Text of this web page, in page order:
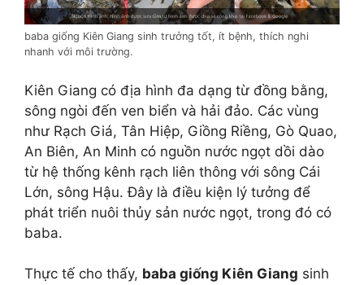
baba giống Kiên Giang sinh trưởng tốt, ít bệnh, thích nghi
nhanh với môi trường.
Kiên Giang có địa hình đa dạng từ đồng bằng,
sông ngòi đến ven biển và hải đảo. Các vùng
như Rạch Giá, Tân Hiệp, Giồng Riềng, Gò Quao,
An Biên, An Minh có nguồn nước ngọt dồi dào
từ hệ thống kênh rạch liên thông với sông Cái
Lớn, sông Hậu. Đây là điều kiện lý tưởng để
phát triển nuôi thủy sản nước ngọt, trong đó có
baba.
Thực tế cho thấy, baba giống Kiên Giang sinh